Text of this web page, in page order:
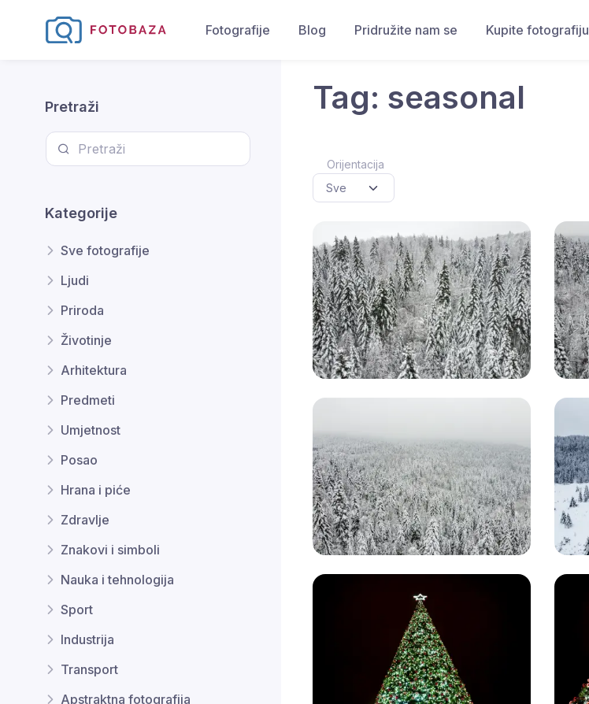
Fotografije Blog Pridružite nam se Kupite fotografiju
Pretraži
Kategorije
Sve fotografije
Ljudi
Priroda
Životinje
Arhitektura
Predmeti
Umjetnost
Posao
Hrana i piće
Zdravlje
Znakovi i simboli
Nauka i tehnologija
Sport
Industrija
Transport
Apstraktna fotografija
Tag: seasonal
Orijentacija